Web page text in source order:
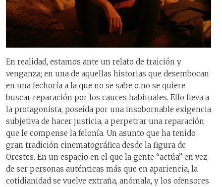
En realidad, estamos ante un relato de traición y
venganza; en una de aquellas historias que desembocan
en una fechoría a la que no se sabe o no se quiere
buscar reparación por los cauces habituales. Ello lleva a
la protagonista, poseída por una insobornable exigencia
subjetiva de hacer justicia, a perpetrar una reparación
que le compense la felonía. Un asunto que ha tenido
gran tradición cinematográfica desde la figura de
Orestes. En un espacio en el que la gente “actúa” en vez
de ser personas auténticas más que en apariencia, la
cotidianidad se vuelve extraña, anómala, y los ofensores